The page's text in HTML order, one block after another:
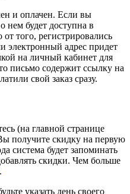
и оплачен. Если вы
нем будет доступна в
того, регистрировались
электронный адрес придет
на личный кабинет для
письмо содержит ссылку на
свой заказ сразу.
(на главной странице
получите скидку на первую
система будет запоминать
скидки. Чем больше
.
указать день своего